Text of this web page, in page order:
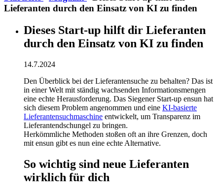
Lieferanten durch den Einsatz von KI zu finden
Dieses Start-up hilft dir Lieferanten
durch den Einsatz von KI zu finden
14.7.2024
Den Überblick bei der Lieferantensuche zu behalten? Das ist
in einer Welt mit ständig wachsenden Informationsmengen
eine echte Herausforderung. Das Siegener Start-up ensun hat
sich diesem Problem angenommen und eine KI-basierte
Lieferantensuchmaschine entwickelt, um Transparenz im
Lieferantendschungel zu bringen.
Herkömmliche Methoden stoßen oft an ihre Grenzen, doch
mit ensun gibt es nun eine echte Alternative.
So wichtig sind neue Lieferanten
wirklich für dich